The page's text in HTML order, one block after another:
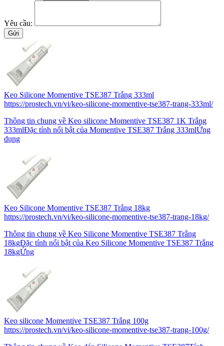
Yêu cầu:
Keo Silicone Momentive TSE387 Trắng 333ml
https://prostech.vn/vi/keo-silicone-momentive-tse387-trang-333ml/
Thông tin chung về Keo silicone Momentive TSE387 1K Trắng
333mlĐặc tính nổi bật của Momentive TSE387 Trắng 333mlỨng
dụng
Keo Silicone Momentive TSE387 Trắng 18kg
https://prostech.vn/vi/keo-silicone-momentive-tse387-trang-18kg/
Thông tin chung về Keo Silicone Momentive TSE387 Trắng
18kgĐặc tính nổi bật của Keo Silicone Momentive TSE387 Trắng
18kgỨng
Keo silicone Momentive TSE387 Trắng 100g
https://prostech.vn/vi/keo-silicone-momentive-tse387-trang-100g/